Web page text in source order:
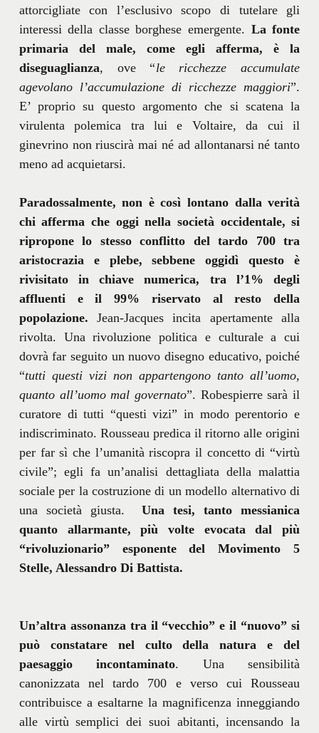
attorcigliate con l’esclusivo scopo di tutelare gli
interessi della classe borghese emergente. La fonte
primaria del male, come egli afferma, è la
diseguaglianza, ove “le ricchezze accumulate
agevolano l’accumulazione di ricchezze maggiori”.
E’ proprio su questo argomento che si scatena la
virulenta polemica tra lui e Voltaire, da cui il
ginevrino non riuscirà mai né ad allontanarsi né tanto
meno ad acquietarsi.
Paradossalmente, non è così lontano dalla verità
chi afferma che oggi nella società occidentale, si
ripropone lo stesso conflitto del tardo 700 tra
aristocrazia e plebe, sebbene oggidì questo è
rivisitato in chiave numerica, tra l’1% degli
affluenti e il 99% riservato al resto della
popolazione. Jean-Jacques incita apertamente alla
rivolta. Una rivoluzione politica e culturale a cui
dovrà far seguito un nuovo disegno educativo, poiché
“tutti questi vizi non appartengono tanto all’uomo,
quanto all’uomo mal governato”. Robespierre sarà il
curatore di tutti “questi vizi” in modo perentorio e
indiscriminato. Rousseau predica il ritorno alle origini
per far sì che l’umanità riscopra il concetto di “virtù
civile”; egli fa un’analisi dettagliata della malattia
sociale per la costruzione di un modello alternativo di
una società giusta.Una tesi, tanto messianica
quanto allarmante, più volte evocata dal più
“rivoluzionario” esponente del Movimento 5
Stelle, Alessandro Di Battista.
Un’altra assonanza tra il “vecchio” e il “nuovo” si
può constatare nel culto della natura e del
paesaggio incontaminato. Una sensibilità
canonizzata nel tardo 700 e verso cui Rousseau
contribuisce a esaltarne la magnificenza inneggiando
alle virtù semplici dei suoi abitanti, incensando la